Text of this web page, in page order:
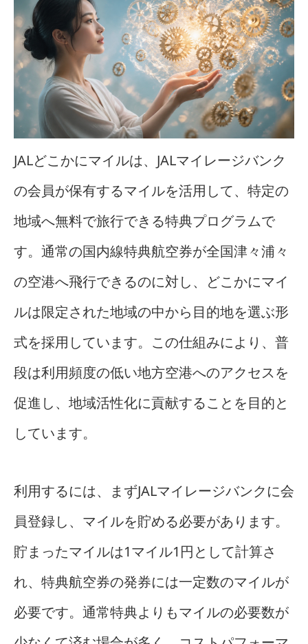
JALどこかにマイルは、JALマイレージバンク
の会員が保有するマイルを活用して、特定の
地域へ無料で旅行できる特典プログラムで
す。通常の国内線特典航空券が全国津々浦々
の空港へ飛行できるのに対し、どこかにマイ
ルは限定された地域の中から目的地を選ぶ形
式を採用しています。この仕組みにより、普
段は利用頻度の低い地方空港へのアクセスを
促進し、地域活性化に貢献することを目的と
しています。
利用するには、まずJALマイレージバンクに会
員登録し、マイルを貯める必要があります。
貯まったマイルは1マイル1円として計算さ
れ、特典航空券の発券には一定数のマイルが
必要です。通常特典よりもマイルの必要数が